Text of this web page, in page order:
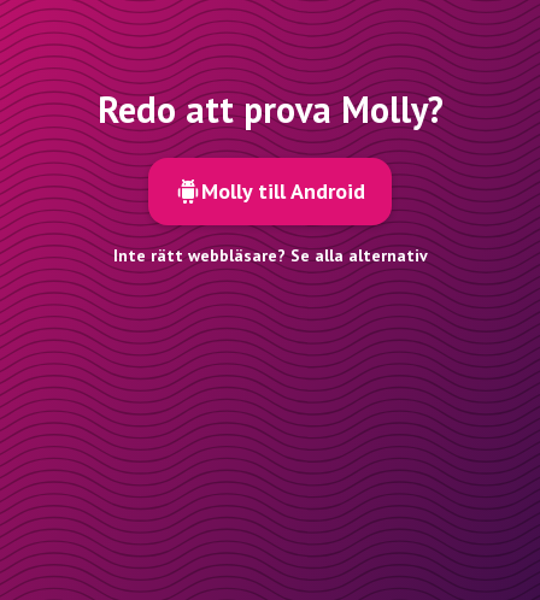
Redo att prova Molly?
Molly till Android
Inte rätt webbläsare? Se alla alternativ